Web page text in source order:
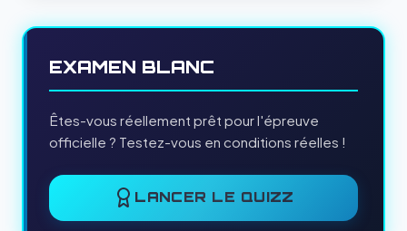
EXAMEN BLANC
Êtes-vous réellement prêt pour l'épreuve
officielle ? Testez-vous en conditions réelles !
LANCER LE QUIZZ